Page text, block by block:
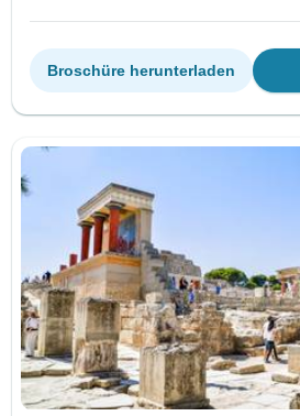
Broschüre herunterladen